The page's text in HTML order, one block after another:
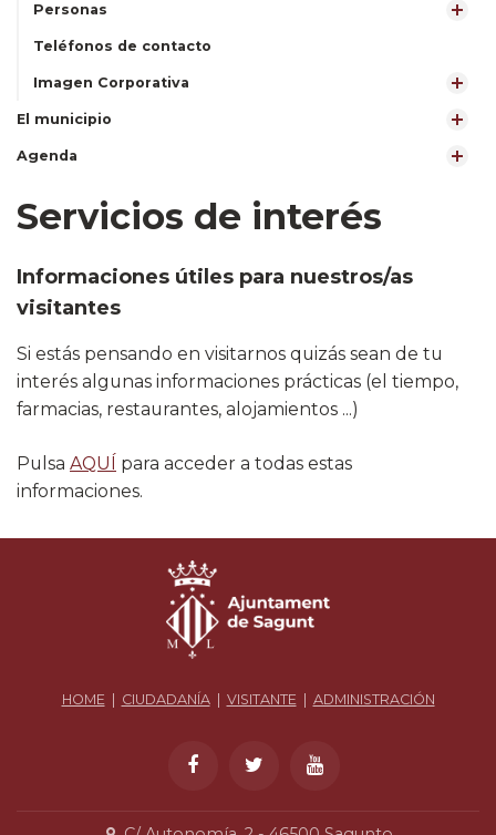
Personas
Teléfonos de contacto
Imagen Corporativa
El municipio
Agenda
Servicios de interés
Informaciones útiles para nuestros/as
visitantes
​Si estás pensando en visitarnos quizás sean de tu
interés algunas informaciones prácticas (el tiempo,
farmacias, restaurantes, alojamientos ...)
Pulsa AQUÍ para acceder a todas estas
informaciones.
HOME | CIUDADANÍA| VISITANTE | ADMINISTRACIÓN